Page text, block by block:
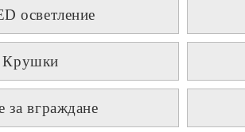
осветление
за вграждане